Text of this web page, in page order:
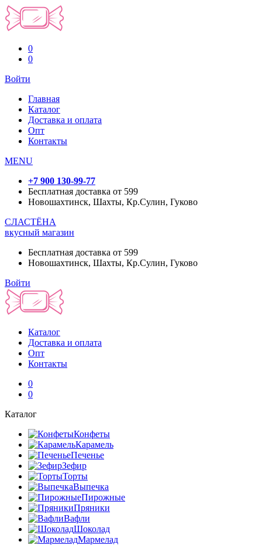
0
0
Войти
Главная
Каталог
Доставка и оплата
Опт
Контакты
MENU
+7 900 130-99-77
Бесплатная доставка от 599
Новошахтинск, Шахты, Кр.Сулин, Гуково
СЛАСТЁНА
вкусный магазин
Бесплатная доставка от 599
Новошахтинск, Шахты, Кр.Сулин, Гуково
Войти
Каталог
Доставка и оплата
Опт
Контакты
0
0
Каталог
Конфеты
Карамель
Печенье
Зефир
Торты
Выпечка
Пирожные
Пряники
Вафли
Шоколад
Мармелад